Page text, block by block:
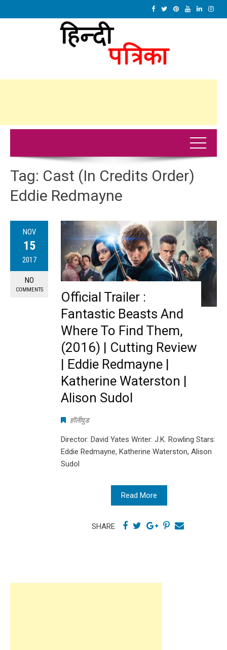
Tag: Cast (In Credits Order)
Eddie Redmayne
NOV
15
2017
NO
COMMENTS
Official Trailer :
Fantastic Beasts And
Where To Find Them,
(2016) | Cutting Review
| Eddie Redmayne |
Katherine Waterston |
Alison Sudol
हॉलीवुड
Director: David Yates Writer: J.K. Rowling Stars:
Eddie Redmayne, Katherine Waterston, Alison
Sudol
Read More
SHARE